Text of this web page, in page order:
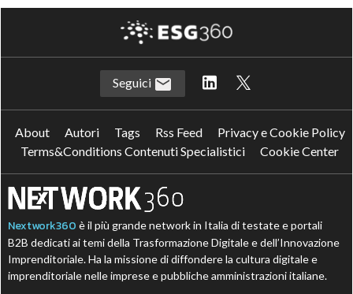
Seguici
About Autori Tags Rss Feed
Privacy e Cookie Policy
Terms&Conditions Contenuti Specialistici
Cookie Center
Nextwork360 è il più grande network in Italia di testate e portali
B2B dedicati ai temi della Trasformazione Digitale e dell’Innovazione
Imprenditoriale. Ha la missione di diffondere la cultura digitale e
imprenditoriale nelle imprese e pubbliche amministrazioni italiane.